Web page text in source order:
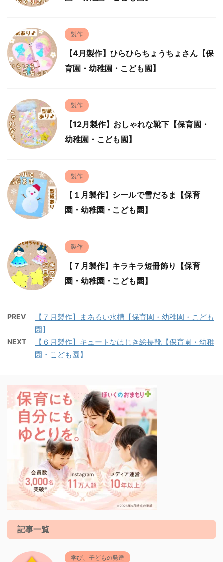
製作
【4月製作】ひらひらちょうちょさん【保
育園・幼稚園・こども園】
製作
【12月製作】おしゃれな靴下【保育園・
幼稚園・こども園】
製作
【１月製作】シールで雪だるま【保育
園・幼稚園・こども園】
製作
【７月製作】キラキラ短冊飾り【保育
園・幼稚園・こども園】
PREV
【７月製作】まあるい水槽【保育園・幼稚園・こども
園】
NEXT
【６月製作】キュートなはじき絵長靴【保育園・幼稚
園・こども園】
記事一覧
学び、子どもの発達